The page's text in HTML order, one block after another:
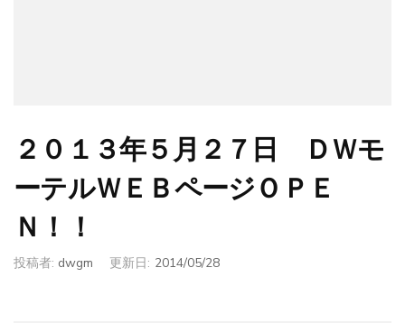
２０１３年５月２７日 ＤＷモ
ーテルＷＥＢページＯＰＥ
Ｎ！！
投稿者: dwgm 更新日: 2014/05/28